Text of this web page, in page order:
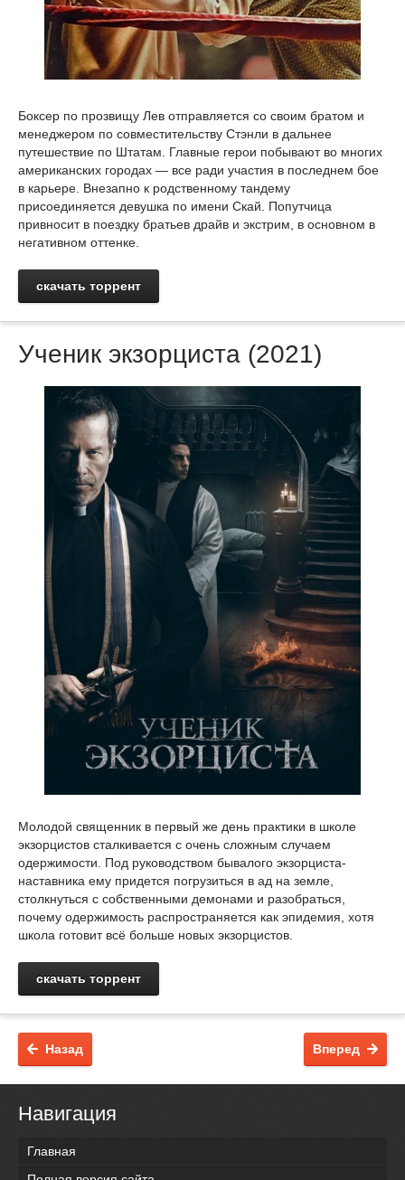
Боксер по прозвищу Лев отправляется со своим братом и
менеджером по совместительству Стэнли в дальнее
путешествие по Штатам. Главные герои побывают во многих
американских городах — все ради участия в последнем бое
в карьере. Внезапно к родственному тандему
присоединяется девушка по имени Скай. Попутчица
привносит в поездку братьев драйв и экстрим, в основном в
негативном оттенке.
скачать торрент
Ученик экзорциста (2021)
Молодой священник в первый же день практики в школе
экзорцистов сталкивается с очень сложным случаем
одержимости. Под руководством бывалого экзорциста-
наставника ему придется погрузиться в ад на земле,
столкнуться с собственными демонами и разобраться,
почему одержимость распространяется как эпидемия, хотя
школа готовит всё больше новых экзорцистов.
скачать торрент
Назад Вперед
Навигация
Главная